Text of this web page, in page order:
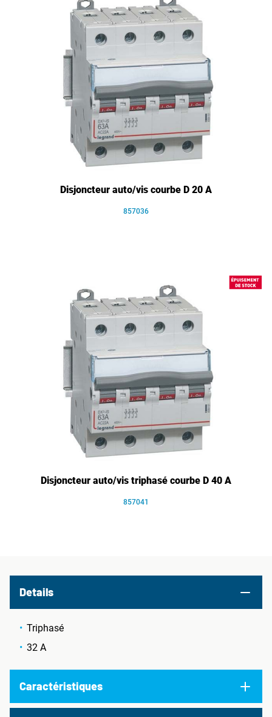
Disjoncteur auto/vis courbe D 20 A
857036
Disjoncteur auto/vis triphasé courbe D 40 A
857041
Details
Triphasé
32 A
Caractéristiques